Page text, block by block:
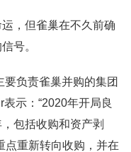
，但雀巢在不久前确
号。
负责雀巢并购的集团
示：“2020年开局良
包括收购和资产剥
点重新转向收购，并在